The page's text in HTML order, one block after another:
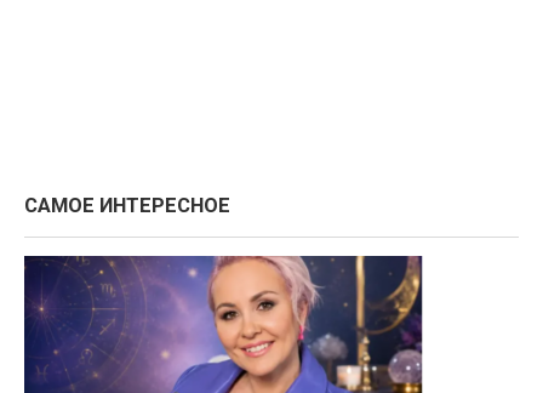
САМОЕ ИНТЕРЕСНОЕ